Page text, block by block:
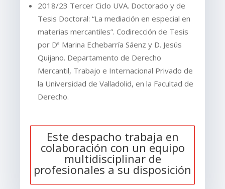
2018/23 Tercer Ciclo UVA. Doctorado y de
Tesis Doctoral: “La mediación en especial en
materias mercantiles”. Codirección de Tesis
por Dª Marina Echebarría Sáenz y D. Jesús
Quijano. Departamento de Derecho
Mercantil, Trabajo e Internacional Privado de
la Universidad de Valladolid, en la Facultad de
Derecho.
Este despacho trabaja en
colaboración con un equipo
multidisciplinar de
profesionales a su disposición